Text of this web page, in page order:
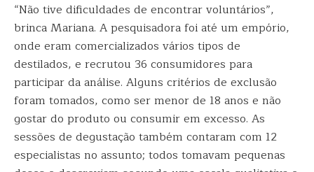
“Não tive dificuldades de encontrar voluntários”,
brinca Mariana. A pesquisadora foi até um empório,
onde eram comercializados vários tipos de
destilados, e recrutou 36 consumidores para
participar da análise. Alguns critérios de exclusão
foram tomados, como ser menor de 18 anos e não
gostar do produto ou consumir em excesso. As
sessões de degustação também contaram com 12
especialistas no assunto; todos tomavam pequenas